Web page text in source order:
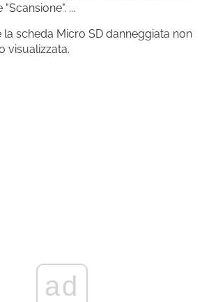
...
la scheda Micro SD danneggiata non
visualizzata.
ad